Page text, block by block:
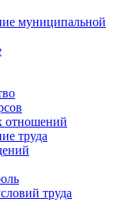
муниципальной
отношений
труда
труда